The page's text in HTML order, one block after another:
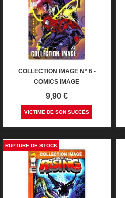
COLLECTION IMAGE N° 6 -
COMICS IMAGE
Prix
9,90 €
VICTIME DE SON SUCCÈS
RUPTURE DE STOCK